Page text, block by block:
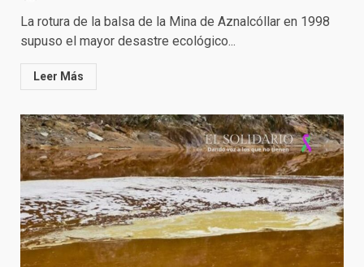
La rotura de la balsa de la Mina de Aznalcóllar en 1998
supuso el mayor desastre ecológico...
Leer Más